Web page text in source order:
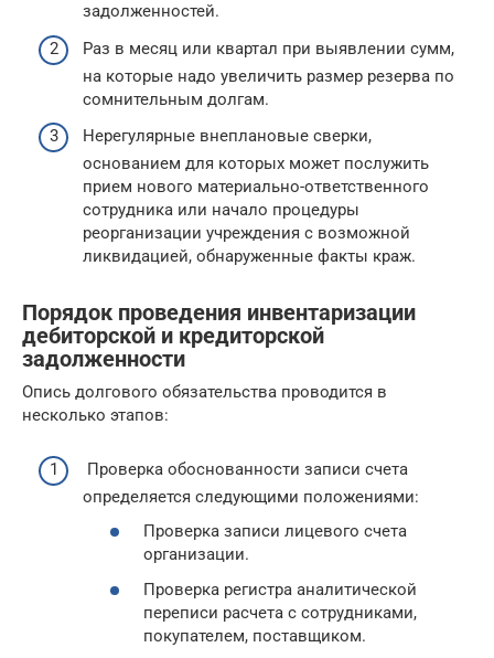
задолженностей.
Раз в месяц или квартал при выявлении сумм,
на которые надо увеличить размер резерва по
сомнительным долгам.
Нерегулярные внеплановые сверки,
основанием для которых может послужить
прием нового материально-ответственного
сотрудника или начало процедуры
реорганизации учреждения с возможной
ликвидацией, обнаруженные факты краж.
Порядок проведения инвентаризации
дебиторской и кредиторской
задолженности
Опись долгового обязательства проводится в
несколько этапов:
Проверка обоснованности записи счета
определяется следующими положениями:
Проверка записи лицевого счета
организации.
Проверка регистра аналитической
переписи расчета с сотрудниками,
покупателем, поставщиком.